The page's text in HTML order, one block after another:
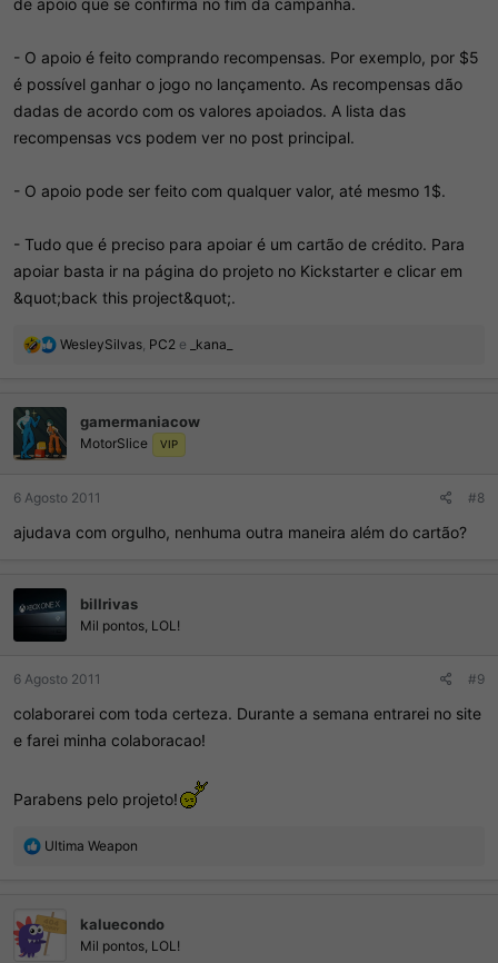
de apoio que se confirma no fim da campanha.
- O apoio é feito comprando recompensas. Por exemplo, por $5
é possível ganhar o jogo no lançamento. As recompensas dão
dadas de acordo com os valores apoiados. A lista das
recompensas vcs podem ver no post principal.
- O apoio pode ser feito com qualquer valor, até mesmo 1$.
- Tudo que é preciso para apoiar é um cartão de crédito. Para
apoiar basta ir na página do projeto no Kickstarter e clicar em
&quot;back this project&quot;.
R
ç
e
s
WesleySilvas, PC2 e _kana_
gamermaniacow
MotorSlice VIP
6 Agosto 2011 #8
ajudava com orgulho, nenhuma outra maneira além do cartão?
billrivas
Mil pontos, LOL!
6 Agosto 2011 #9
colaborarei com toda certeza. Durante a semana entrarei no site
e farei minha colaboracao!
Parabens pelo projeto!
R
e
Ultima Weapon
kaluecondo
Mil pontos, LOL!